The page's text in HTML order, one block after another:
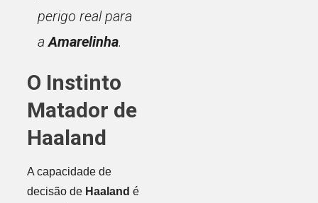
perigo real para
aAmarelinha.
O Instinto
Matador de
Haaland
A capacidade de
decisão de Haaland é